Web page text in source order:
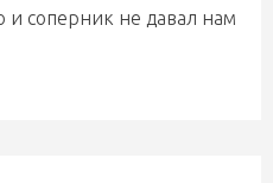
и соперник не давал нам